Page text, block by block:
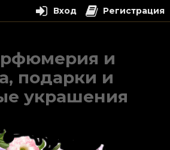
и
подарки и
украшения
Вход Регистрация